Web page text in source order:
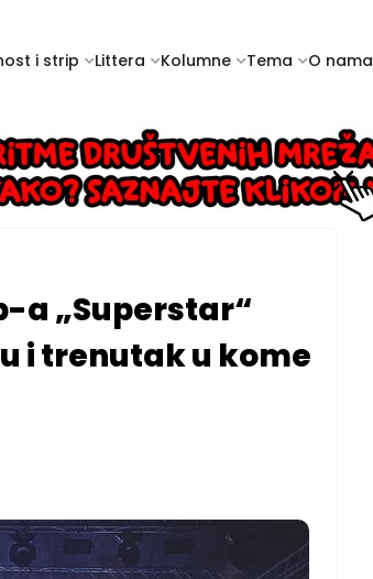
i strip Littera Kolumne Tema O nama
a „Superstar“
i trenutak u kome